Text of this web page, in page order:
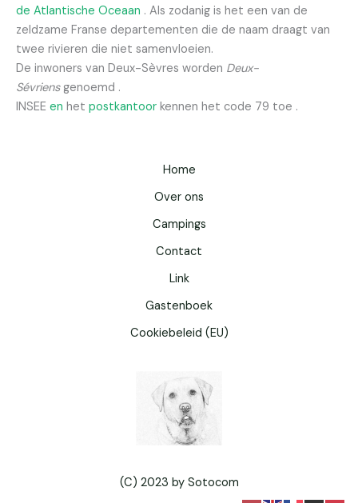
de Atlantische Oceaan . Als zodanig is het een van de
zeldzame Franse departementen die de naam draagt ​​van
twee rivieren die niet samenvloeien.
De inwoners van Deux-Sèvres worden Deux-
Sévriensgenoemd .
INSEE en het postkantoor kennen het code 79 toe .
Home
Over ons
Campings
Contact
Link
Gastenboek
Cookiebeleid (EU)
(C) 2023 by Sotocom